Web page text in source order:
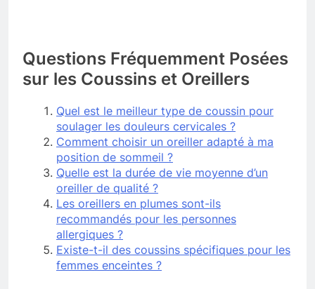
Questions Fréquemment Posées
sur les Coussins et Oreillers
Quel est le meilleur type de coussin pour
soulager les douleurs cervicales ?
Comment choisir un oreiller adapté à ma
position de sommeil ?
Quelle est la durée de vie moyenne d’un
oreiller de qualité ?
Les oreillers en plumes sont-ils
recommandés pour les personnes
allergiques ?
Existe-t-il des coussins spécifiques pour les
femmes enceintes ?